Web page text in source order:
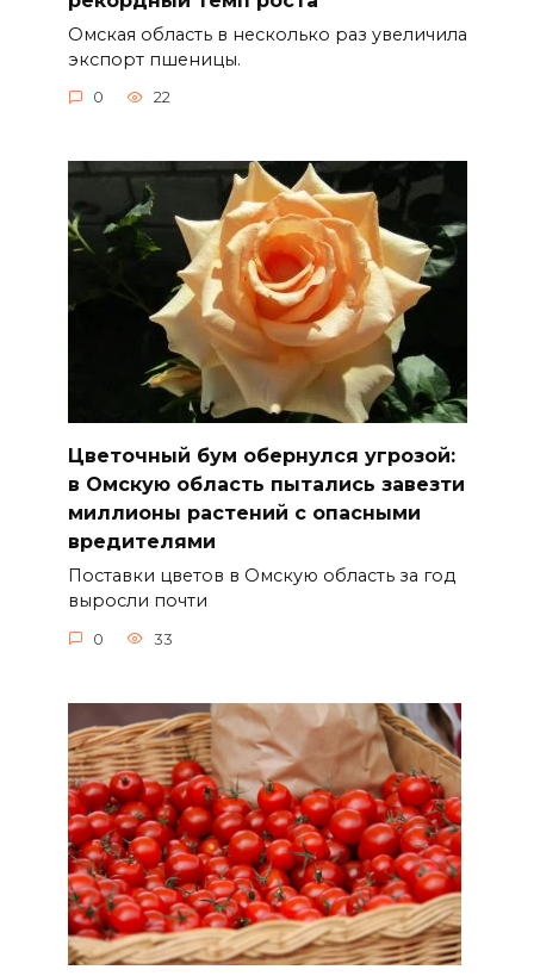
Омская область в несколько раз увеличила
экспорт пшеницы.
0 22
Цветочный бум обернулся угрозой:
в Омскую область пытались завезти
миллионы растений с опасными
вредителями
Поставки цветов в Омскую область за год
выросли почти
0 33